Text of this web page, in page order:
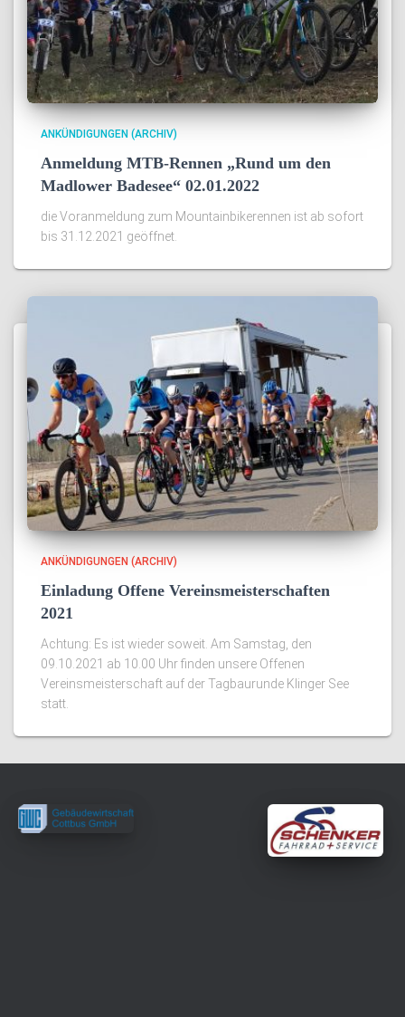
ANKÜNDIGUNGEN (ARCHIV)
Anmeldung MTB-Rennen „Rund um den
Madlower Badesee“ 02.01.2022
die Voranmeldung zum Mountainbikerennen ist ab sofort
bis 31.12.2021 geöffnet.
ANKÜNDIGUNGEN (ARCHIV)
Einladung Offene Vereinsmeisterschaften
2021
Achtung: Es ist wieder soweit. Am Samstag, den
09.10.2021 ab 10.00 Uhr finden unsere Offenen
Vereinsmeisterschaft auf der Tagbaurunde Klinger See
statt.